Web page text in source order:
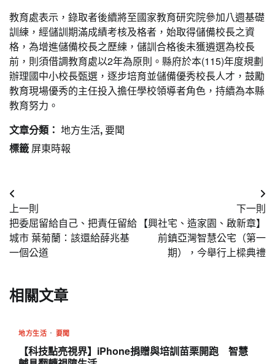
教育處表示，錄取者後續將至國家教育研究院參加八週基礎
訓練，經儲訓期滿成績考核及格者，始取得儲備校長之資
格，為增進儲備校長之歷練，儲訓合格後未獲遴選為校長
前，則須借調教育處以2年為原則。縣府於本(115)年度規劃
辦理國中小校長甄選，逐步培育並儲備優秀校長人才，鼓勵
教育現場優秀的主任投入擔任學校領導者角色，持續為本縣
教育努力。
文章分類： 地方生活,要聞
標籤 屏東時報
文
章
導
覽
上一則
把委屈留給自己、把責任留給
城市 葉菊蘭：該還給薛兆基
一個公道
下一則
【興社宅、造家園、啟新章】
前鎮亞灣智慧公宅（第一
期），今舉行上樑典禮
相關文章
地方生活 要聞
【科技點亮視界】iPhone捐贈與培訓苗栗開跑 智慧